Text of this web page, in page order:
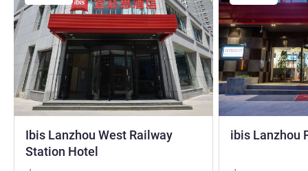
Ibis Lanzhou West Railway
Station Hotel
ibis Lanzhou